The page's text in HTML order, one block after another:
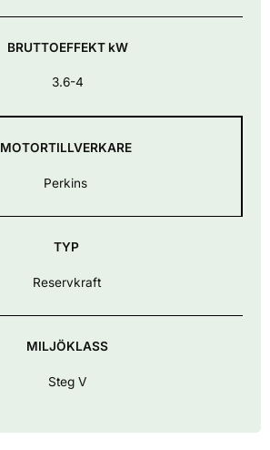
BRUTTOEFFEKT kW
3.6-4
MOTORTILLVERKARE
Perkins
TYP
Reservkraft
MILJÖKLASS
Steg V